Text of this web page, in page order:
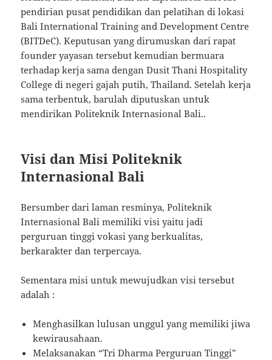
pendirian pusat pendidikan dan pelatihan di lokasi
Bali International Training and Development Centre
(BITDeC). Keputusan yang dirumuskan dari rapat
founder yayasan tersebut kemudian bermuara
terhadap kerja sama dengan Dusit Thani Hospitality
College di negeri gajah putih, Thailand. Setelah kerja
sama terbentuk, barulah diputuskan untuk
mendirikan Politeknik Internasional Bali..
Visi dan Misi Politeknik
Internasional Bali
Bersumber dari laman resminya, Politeknik
Internasional Bali memiliki visi yaitu jadi
perguruan tinggi vokasi yang berkualitas,
berkarakter dan terpercaya.
Sementara misi untuk mewujudkan visi tersebut
adalah :
Menghasilkan lulusan unggul yang memiliki jiwa
kewirausahaan.
Melaksanakan “Tri Dharma Perguruan Tinggi”